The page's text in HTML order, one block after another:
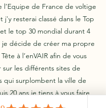
l’Equipe de France de voltige
j'y resterai classé dans le Top
et le top 30 mondial durant 4
je décide de créer ma propre
à l’enVAIR afin de vous
sur les différents sites de
qui surplombent la ville de
20 ans je tiens à vous faire
ma passion pour le